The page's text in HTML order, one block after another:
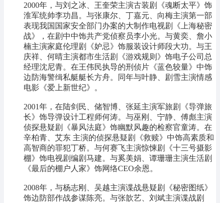
2000年，与刘之冰、王奎荣主演古装剧《魂断太平》饰
淮军统帅李功昌。与张康尔、丁嘉元、向梅主演第一部
表现我国国家安全部门办案的大制作电视剧《上海秘密
战》，在剧中中饰共产党侦察员李小光。与黄奕、詹小
楠主演家庭伦理剧《妒忌》饰服装设计师段大功。与王
庆祥、何晴主演都市生活剧《游戏规则》饰电子公司总
经理沈尼青。在王伟民执导的刑侦片《蓝色较量》中饰
边防海警缉私艇艇长方舟。同年与叶静、剧雪主演情感
电影《爱上新世纪》。
2001年，在陆剑民、储智博、张延主演军旅剧《导弹旅
长》饰导弹设计工程师何涛。与巫刚、宁静、傅彪主演
侦探悬疑剧《暴风法庭》饰幽默风趣的检察官童涛。在
辛柏青、艾东 主演的侦探悬疑剧《救赎》中饰高素质和
高智商的罪犯丁桥。与何赛飞主演惊悚剧《十三号摄影
棚》饰电视剧编剧马建。与奚美娟、谭珊珊主演生活剧
《最后的棚户人家》饰网络CEO余恩。
2008年，与杨志刚、吴越主演谍战悬疑剧《秘密图纸》
饰边防部作战参谋陈亮。与张歆艺、刘斌主演谍战剧